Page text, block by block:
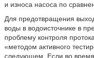
и износа насоса по
Для предотвращения
воды в водоисточнике в
проблему контроля
«методом активного
следующем. Если во время